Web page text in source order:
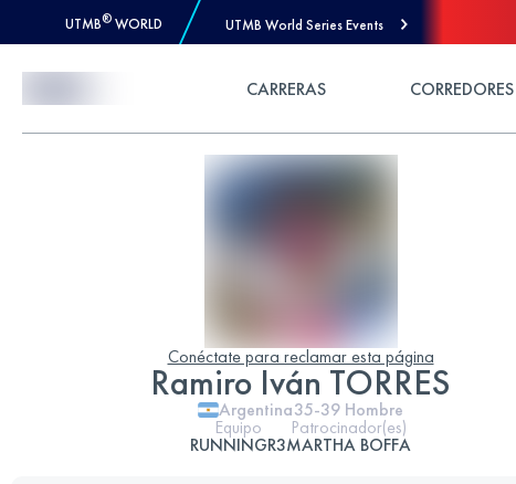
UTMB® WORLD UTMB World Series Events
CARRERAS CORREDORES
Conéctate para reclamar esta página
Ramiro Iván TORRES
Argentina35-39 Hombre
Equipo
RUNNINGR3
Patrocinador(es)
MARTHA BOFFA